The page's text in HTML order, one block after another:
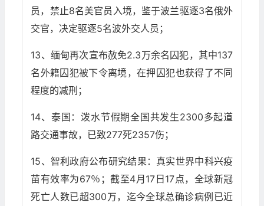
员，禁止8名美官员入境，鉴于波兰驱逐3名俄外
交官，决定驱逐5名波外交人员；
13、缅甸再次宣布赦免2.3万余名囚犯，其中137
名外籍囚犯被下令离境，在押囚犯也获得了不同
程度的减刑；
14、泰国：泼水节假期全国共发生2300多起道
路交通事故，已致277死2357伤；
15、智利政府公布研究结果：真实世界中科兴疫
苗有效率为67％；截至4月17日17点，全球新冠
死亡人数已超300万，迄今全球总确诊病例已近